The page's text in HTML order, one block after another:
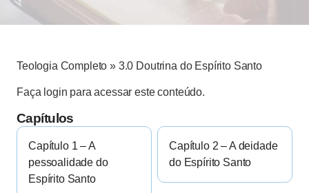
Teologia Completo » 3.0 Doutrina do Espírito Santo
Faça login para acessar este conteúdo.
Capítulos
Capítulo 1 – A
pessoalidade do
Espírito Santo
Capítulo 2 – A deidade
do Espírito Santo